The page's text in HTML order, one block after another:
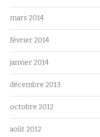
mars 2014
février 2014
janvier 2014
décembre 2013
octobre 2012
août 2012